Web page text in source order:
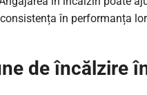
în performanța
de încălzire